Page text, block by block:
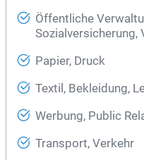
Öffentliche
Sozialversicherung,
Papier, Druck
Textil, Bekleidung,
Werbung, Public
Transport, Verkehr